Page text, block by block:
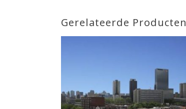
Gerelateerde Producten